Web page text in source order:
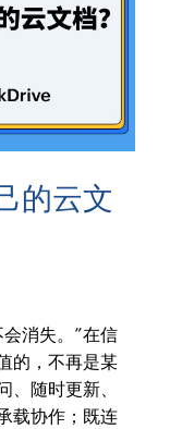
的云文
消失。”在信
的，不再是某
、随时更新、
载协作；既连